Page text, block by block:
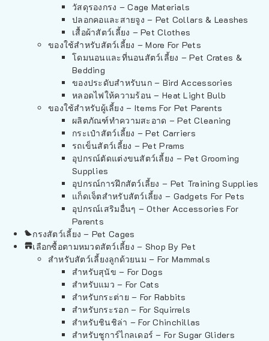
วัสดุรองกรง – Cage Materials
ปลอกคอและสายจูง – Pet Collars & Leashes
เสื้อผ้าสัตว์เลี้ยง – Pet Clothes
ของใช้สำหรับสัตว์เลี้ยง – More For Pets
โดมนอนและที่นอนสัตว์เลี้ยง – Pet Crates &
Bedding
ของประดับสำหรับนก – Bird Accessories
หลอดไฟให้ความร้อน – Heat Light Bulb
ของใช้สำหรับผู้เลี้ยง – Items For Pet Parents
ผลิตภัณฑ์ทำความสะอาด – Pet Cleaning
กระเป๋าสัตว์เลี้ยง – Pet Carriers
รถเข็นสัตว์เลี้ยง – Pet Prams
อุปกรณ์ตัดแต่งขนสัตว์เลี้ยง – Pet Grooming
Supplies
อุปกรณ์การฝึกสัตว์เลี้ยง – Pet Training Supplies
แก็ดเจ็ตสำหรับสัตว์เลี้ยง – Gadgets For Pets
อุปกรณ์เสริมอื่นๆ – Other Accessories For
Parents
กรงสัตว์เลี้ยง – Pet Cages
เลือกซื้อตามหมวดสัตว์เลี้ยง – Shop By Pet
สำหรับสัตว์เลี้ยงลูกด้วยนม – For Mammals
สำหรับสุนัข – For Dogs
สำหรับแมว – For Cats
สำหรับกระต่าย – For Rabbits
สำหรับกระรอก – For Squirrels
สำหรับชินชิล่า – For Chinchillas
สำหรับชูการ์ไกลเดอร์ – For Sugar Gliders